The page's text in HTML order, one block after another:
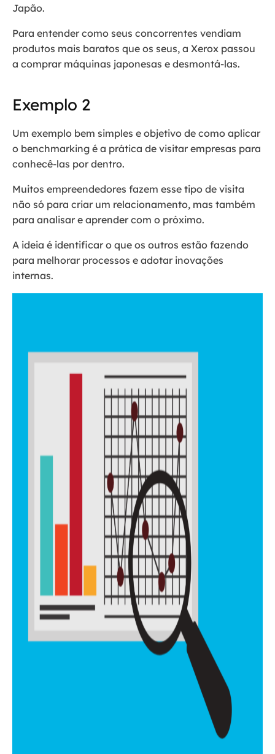
Japão.
Para entender como seus concorrentes vendiam
produtos mais baratos que os seus, a Xerox passou
a comprar máquinas japonesas e desmontá-las.
Exemplo 2
Um exemplo bem simples e objetivo de como aplicar
o benchmarking é a prática de visitar empresas para
conhecê-las por dentro.
Muitos empreendedores fazem esse tipo de visita
não só para criar um relacionamento, mas também
para analisar e aprender com o próximo.
A ideia é identificar o que os outros estão fazendo
para melhorar processos e adotar inovações
internas.